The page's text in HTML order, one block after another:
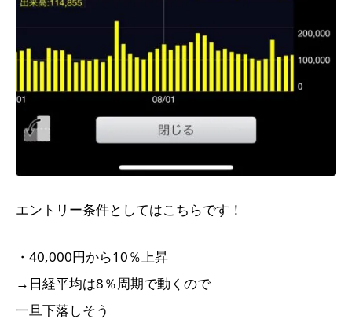
エントリー条件としてはこちらです！
・40,000円から10％上昇
→日経平均は8％周期で動くので
一旦下落しそう